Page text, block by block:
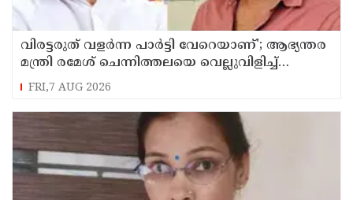
വിരട്ടരുത് വളര്‍ന്ന പാര്‍ട്ടി വേറെയാണ്'; ആഭ്യന്തര
മന്ത്രി രമേശ് ചെന്നിത്തലയെ വെല്ലുവിളിച്ച്
അര്‍ജുന്‍ ആയങ്കി
FRI,7 AUG 2026